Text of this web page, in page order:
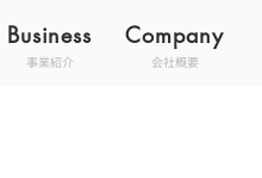
Business
事業紹介
Company
会社概要